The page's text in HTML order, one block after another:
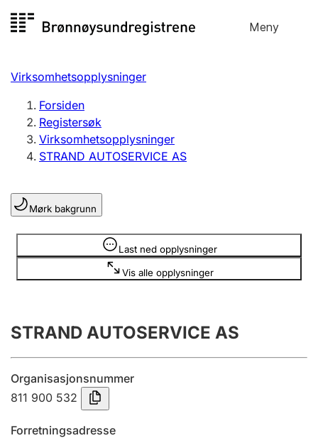
til
Meny
Registersøk
Aksjeselskap
Enkeltpersonforetak
Registrere, endre, slette
Lag og forening
Registrere, endre, slette
Innsending og forsinkelsesgebyr
Tinglysing
Virksomhetsopplysninger
Forsiden
Registersøk
Virksomhetsopplysninger
STRAND AUTOSERVICE AS
Mørk bakgrunn
Last ned opplysninger
Vis alle opplysninger
Opplysninger er skjult
STRAND AUTOSERVICE AS
Organisasjonsnummer
811 900 532
Forretningsadresse